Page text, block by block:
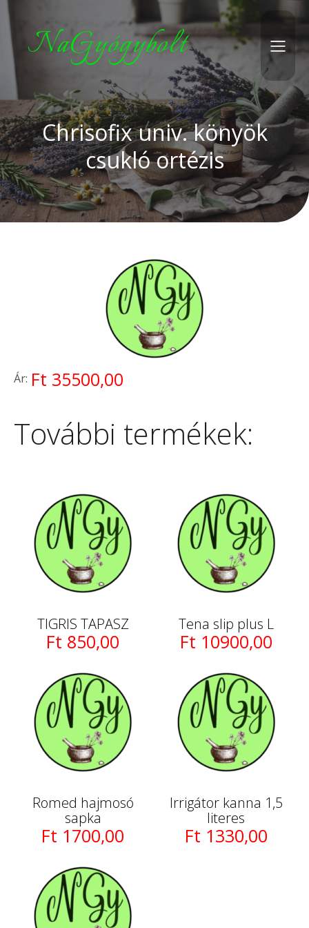
NaGyógybolt
Chrisofix univ. könyök
csukló ortézis
Ár: Ft 35500,00
További termékek:
TIGRIS TAPASZ
Ft 850,00
Tena slip plus L
Ft 10900,00
Romed hajmosó
sapka
Ft 1700,00
Irrigátor kanna 1,5
literes
Ft 1330,00